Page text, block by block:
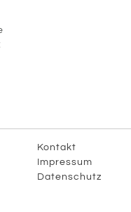
Kontakt
Impressum
Datenschutz